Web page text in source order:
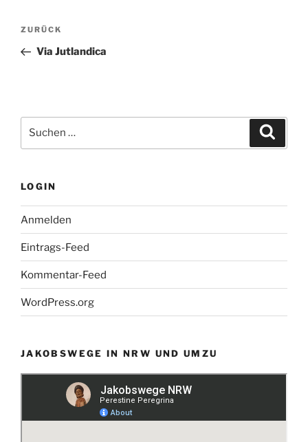
Beitragsnavigation
Vorheriger
Beitrag
ZURÜCK
Via Jutlandica
nach:
LOGIN
Anmelden
Eintrags-Feed
Kommentar-Feed
WordPress.org
JAKOBSWEGE IN NRW UND UMZU